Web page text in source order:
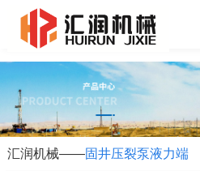
九州官方网站入口
汇润机械——固井压裂泵液力端